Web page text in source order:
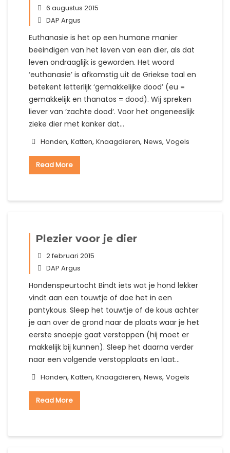
6 augustus 2015
DAP Argus
Euthanasie is het op een humane manier
beëindigen van het leven van een dier, als dat
leven ondraaglijk is geworden. Het woord
‘euthanasie’ is afkomstig uit de Griekse taal en
betekent letterlijk ‘gemakkelijke dood’ (eu =
gemakkelijk en thanatos = dood). Wij spreken
liever van ‘zachte dood‘. Voor het ongeneeslijk
zieke dier met kanker dat…
Honden, Katten, Knaagdieren, News, Vogels
Read More
Plezier voor je dier
2 februari 2015
DAP Argus
Hondenspeurtocht Bindt iets wat je hond lekker
vindt aan een touwtje of doe het in een
pantykous. Sleep het touwtje of de kous achter
je aan over de grond naar de plaats waar je het
eerste snoepje gaat verstoppen (hij moet er
makkelijk bij kunnen). Sleep het daarna verder
naar een volgende verstopplaats en laat…
Honden, Katten, Knaagdieren, News, Vogels
Read More